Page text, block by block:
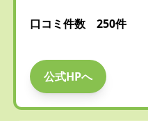
口コミ件数 250件
公式HPへ